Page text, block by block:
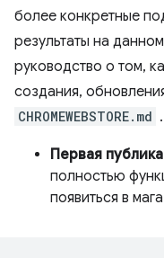
более конкретные
результаты на
руководство о том,
создания,
CHROMEWEBSTORE.md .
Первая
полностью
появиться в